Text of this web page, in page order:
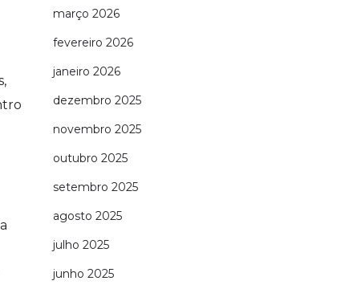
março 2026
fevereiro 2026
janeiro 2026
dezembro 2025
novembro 2025
outubro 2025
setembro 2025
agosto 2025
julho 2025
junho 2025